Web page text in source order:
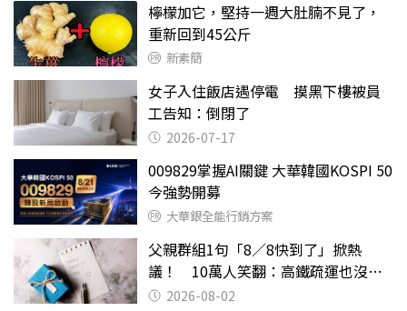
檸檬加它，堅持一週大肚腩不見了，
重新回到45公斤
新素簡
女子入住飯店遇停電 摸黑下樓被員
工告知：倒閉了
2026-07-17
009829掌握AI關鍵 大華韓國KOSPI 50
今強勢開募
大華銀全能行銷方案
父親群組1句「8／8快到了」掀熱
議！ 10萬人笑翻：高鐵疏運也沒列
父親節
2026-08-02